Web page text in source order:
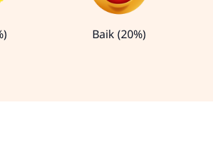
Baik (20%)